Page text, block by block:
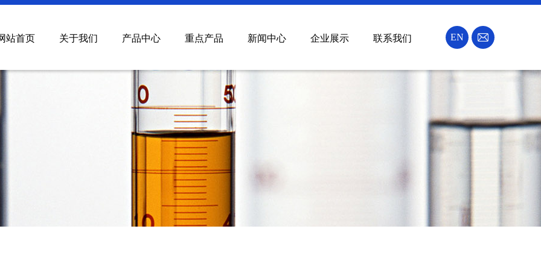
站首页 关于我们 产品中心 重点产品 新闻中心 企业展示 联系我们 EN